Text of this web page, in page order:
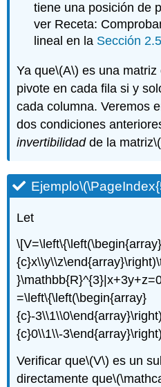
tiene una posición de
ver Receta:
lineal en la Sección 2.5
Ya que\(A\) es una matriz
pivote en cada fila si y
cada columna. Veremos
dos condiciones
invertibilidadde la matriz
Ejemplo
Let
\[V=\left\{\left(\begin{array}
=\left\{\left(\begin{array}
{c}-
{c}0\\1\\-
Verificar que\(V\) es un
directamente que